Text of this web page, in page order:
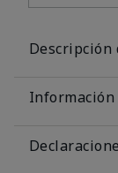
Descripción
Información